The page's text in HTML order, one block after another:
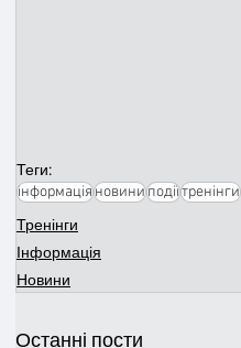
Теги:
інформаціяновиниподіїтренінги
Тренінги
Інформація
Новини
Останні пости